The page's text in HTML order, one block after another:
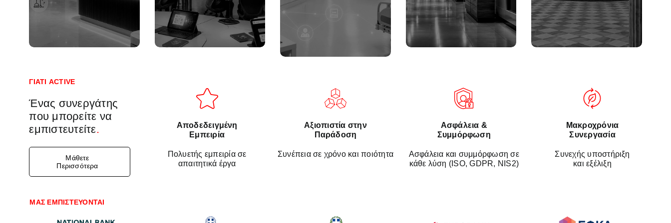
συνδεσιμότητα σε κάθε
χώρο του ξενοδοχείου.
διαχείριση των
σχολικών υποδομών.
πανελλαδική κλίμακα, με
υψηλή διαθεσιμότητα.
επιχειρησιακή
υποστήριξη.
ΓΙΑΤΙ ACTIVE
Ένας συνεργάτης
που μπορείτε να
εμπιστευτείτε.
Μάθετε
Περισσότερα
Αποδεδειγμένη
Εμπειρία
Πολυετής εμπειρία σε
απαιτητικά έργα
Αξιοπιστία στην
Παράδοση
Συνέπεια σε χρόνο και ποιότητα
Ασφάλεια &
Συμμόρφωση
Ασφάλεια και συμμόρφωση σε
κάθε λύση (ISO, GDPR, NIS2)
Μακροχρόνια
Συνεργασία
Συνεχής υποστήριξη
και εξέλιξη
ΜΑΣ ΕΜΠΙΣΤΕΥΟΝΤΑΙ